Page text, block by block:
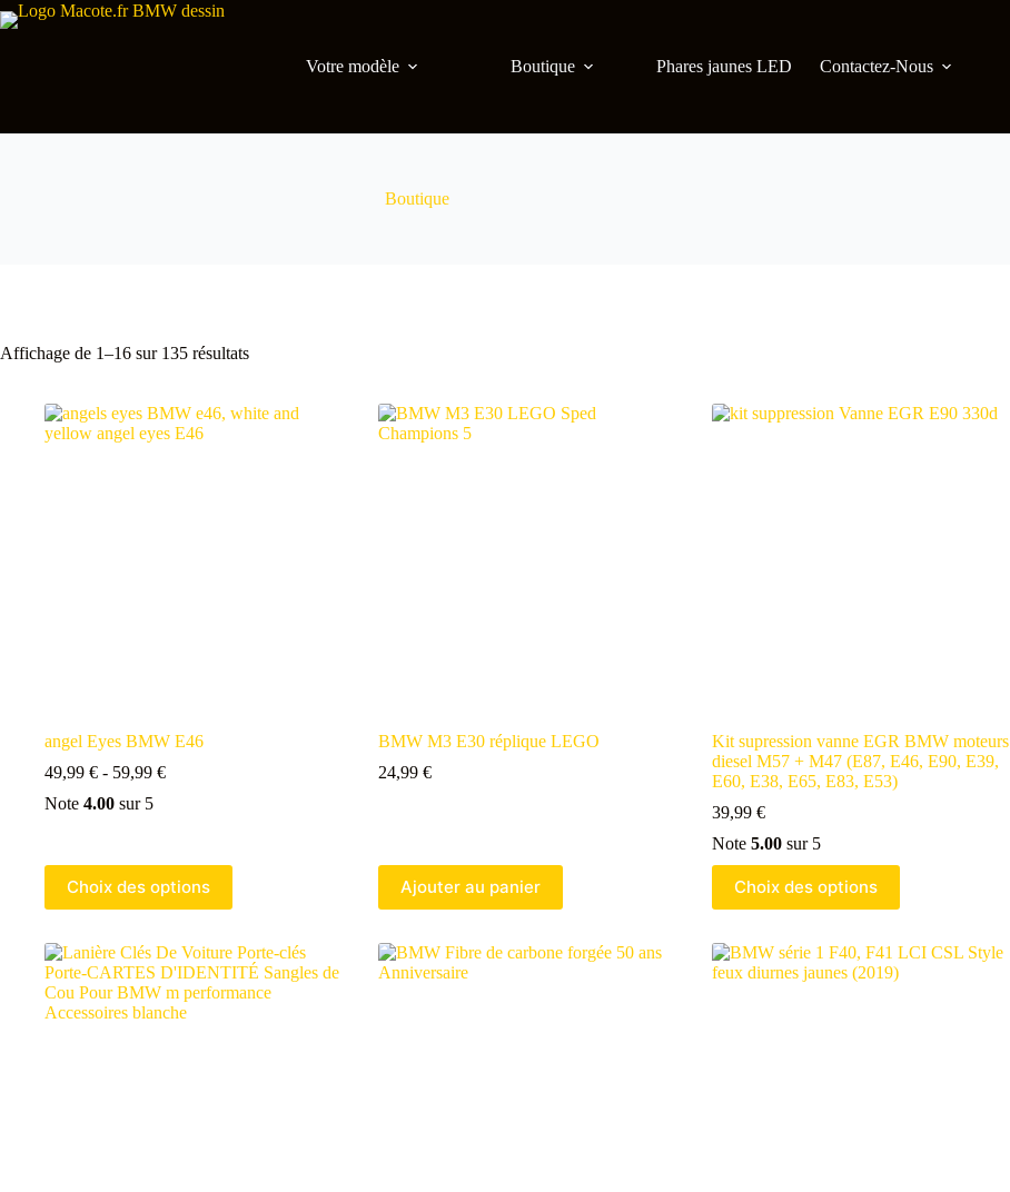
Votre modèle Boutique Phares jaunes LED Contactez-Nous
Boutique
Affichage de 1–16 sur 135 résultats
angel Eyes BMW E46
49,99 € - 59,99 €
Note 4.00 sur 5
Choix des options
BMW M3 E30 réplique LEGO
24,99 €
Ajouter au panier
Kit supression vanne EGR BMW moteurs
diesel M57 + M47 (E87, E46, E90, E39,
E60, E38, E65, E83, E53)
39,99 €
Note 5.00sur 5
Choix des options